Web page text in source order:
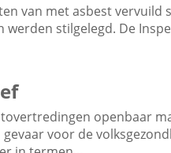
van met asbest vervuild
stilgelegd. De
openbaar
voor de